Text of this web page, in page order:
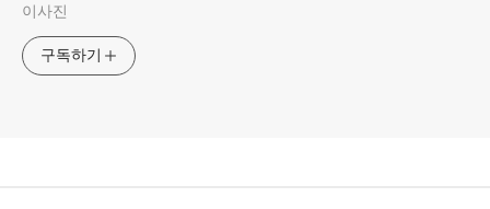
이사진
구독하기